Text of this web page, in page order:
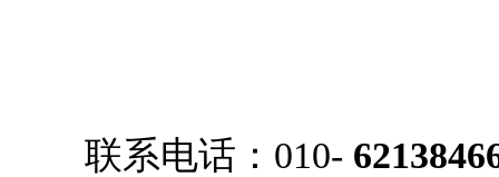
联系电话：010-